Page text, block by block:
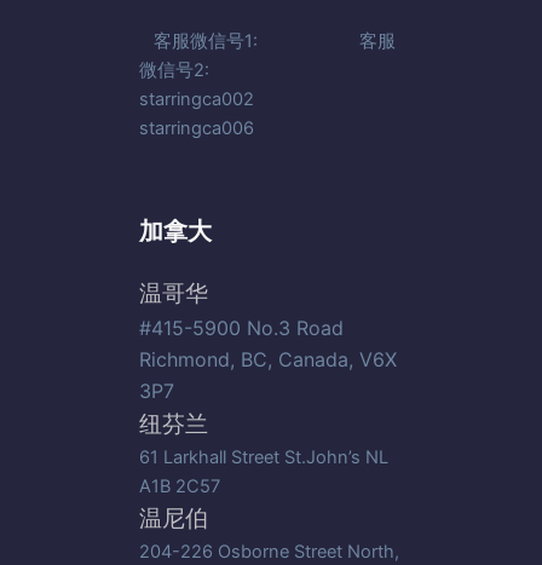
客服微信号1: 客服
微信号2:
starringca002
starringca006
加拿大
温哥华
#415-5900 No.3 Road
Richmond, BC, Canada, V6X
3P7
纽芬兰
61 Larkhall Street St.John’s NL
A1B 2C57
温尼伯
204-226 Osborne Street North,